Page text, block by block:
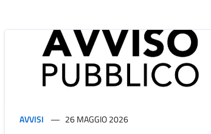
AVVISI 26 MAGGIO 2026